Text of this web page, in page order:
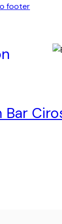
footer